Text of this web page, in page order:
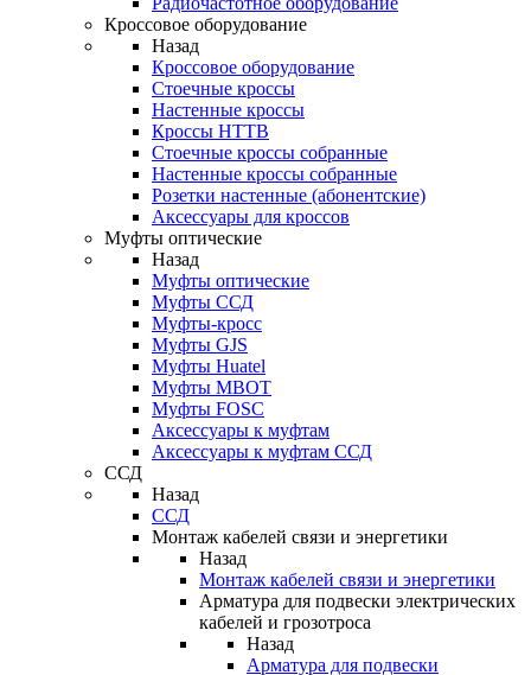
Кроссовое оборудование
Назад
Кроссовое оборудование
Стоечные кроссы
Настенные кроссы
Кроссы HTTB
Стоечные кроссы собранные
Настенные кроссы собранные
Розетки настенные (абонентские)
Аксессуары для кроссов
Муфты оптические
Назад
Муфты оптические
Муфты ССД
Муфты-кросс
Муфты GJS
Муфты Huatel
Муфты МВОТ
Муфты FOSC
Аксессуары к муфтам
Аксессуары к муфтам ССД
ССД
Назад
ССД
Монтаж кабелей связи и энергетики
Назад
Монтаж кабелей связи и энергетики
Арматура для подвески электрических
кабелей и грозотроса
Назад
Арматура для подвески